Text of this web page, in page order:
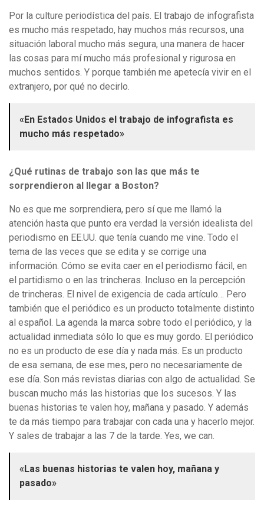
Por la culture periodística del país. El trabajo de infografista
es mucho más respetado, hay muchos más recursos, una
situación laboral mucho más segura, una manera de hacer
las cosas para mí mucho más profesional y rigurosa en
muchos sentidos. Y porque también me apetecía vivir en el
extranjero, por qué no decirlo.
«En Estados Unidos el trabajo de infografista es
mucho más respetado»
¿Qué rutinas de trabajo son las que más te
sorprendieron al llegar a Boston?
No es que me sorprendiera, pero sí que me llamó la
atención hasta que punto era verdad la versión idealista del
periodismo en EE.UU. que tenía cuando me vine. Todo el
tema de las veces que se edita y se corrige una
información. Cómo se evita caer en el periodismo fácil, en
el partidismo o en las trincheras. Incluso en la percepción
de trincheras. El nivel de exigencia de cada artículo… Pero
también que el periódico es un producto totalmente distinto
al español. La agenda la marca sobre todo el periódico, y la
actualidad inmediata sólo lo que es muy gordo. El periódico
no es un producto de ese día y nada más. Es un producto
de esa semana, de ese mes, pero no necesariamente de
ese día. Son más revistas diarias con algo de actualidad. Se
buscan mucho más las historias que los sucesos. Y las
buenas historias te valen hoy, mañana y pasado. Y además
te da más tiempo para trabajar con cada una y hacerlo mejor.
Y sales de trabajar a las 7 de la tarde. Yes, we can.
«Las buenas historias te valen hoy, mañana y
pasado»